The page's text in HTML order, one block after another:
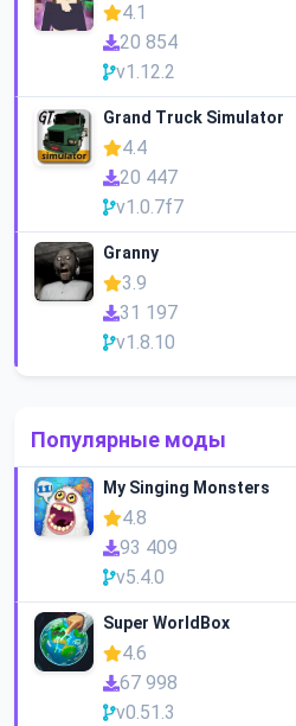
4.1
20 854
v1.12.2
Grand Truck Simulator
4.4
20 447
v1.0.7f7
Granny
3.9
31 197
v1.8.10
Популярные моды
My Singing Monsters
4.8
93 409
v5.4.0
Super WorldBox
4.6
67 998
v0.51.3